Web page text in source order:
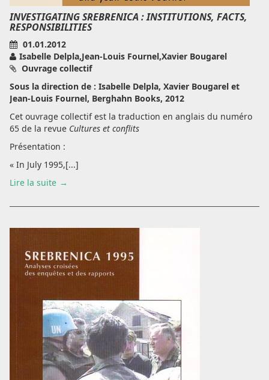
INVESTIGATING SREBRENICA : INSTITUTIONS, FACTS,
RESPONSIBILITIES
01.01.2012
Isabelle Delpla,Jean-Louis Fournel,Xavier Bougarel
Ouvrage collectif
Sous la direction de : Isabelle Delpla, Xavier Bougarel et
Jean-Louis Fournel, Berghahn Books, 2012
Cet ouvrage collectif est la traduction en anglais du numéro
65 de la revue Cultures et conflits
Présentation :
« In July 1995,[...]
Lire la suite